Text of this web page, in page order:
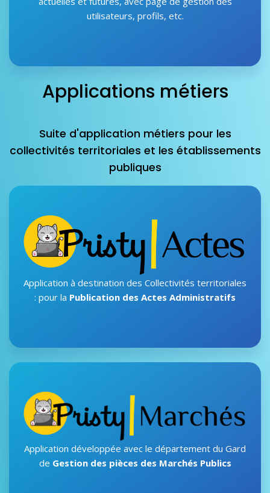
utilisateurs, profils, etc.
Applications métiers
Suite d'application métiers pour les
collectivités territoriales et les établissements
publiques
Application à destination des Collectivités territoriales
: pour la Publication des Actes Administratifs
Application développée avec le département du Gard
de Gestion des pièces des Marchés Publics